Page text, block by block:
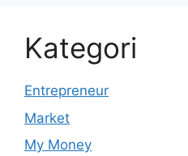
Kategori
Entrepreneur
Market
My Money